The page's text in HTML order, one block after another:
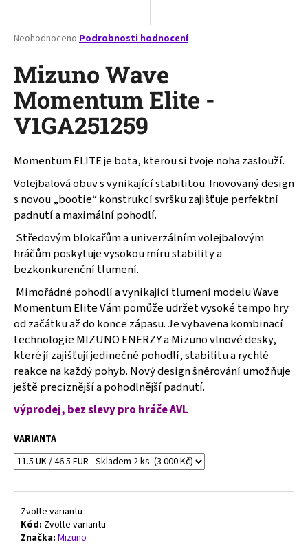
Průměrné
produktu
je
0,0
z
5
hvězdiček.
Neohodnoceno Podrobnosti hodnocení
Mizuno Wave
Momentum Elite -
V1GA251259
Momentum ELITE je bota, kterou si tvoje noha zaslouží.
Volejbalová obuv s vynikající stabilitou. Inovovaný design
s novou „bootie“ konstrukcí svršku zajišťuje perfektní
padnutí a maximální pohodlí.
Středovým blokařům a univerzálním volejbalovým
hráčům poskytuje vysokou míru stability a
bezkonkurenční tlumení.
Mimořádné pohodlí a vynikající tlumení modelu Wave
Momentum Elite Vám pomůže udržet vysoké tempo hry
od začátku až do konce zápasu. Je vybavena kombinací
technologie MIZUNO ENERZY a Mizuno vlnové desky,
které jí zajišťují jedinečné pohodlí, stabilitu a rychlé
reakce na každý pohyb. Nový design šněrování umožňuje
ještě preciznější a pohodlnější padnutí.
výprodej, bez slevy pro hráče AVL
VARIANTA
Zvolte variantu
Kód: Zvolte variantu
Značka: Mizuno
j
t
?
HLEDAT
D
o
p
o
u
č
u
j
e
m
e
WAVE
PRO
-
550
Kč
Původně: